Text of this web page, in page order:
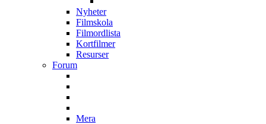
Nyheter
Filmskola
Filmordlista
Kortfilmer
Resurser
Forum
Mera